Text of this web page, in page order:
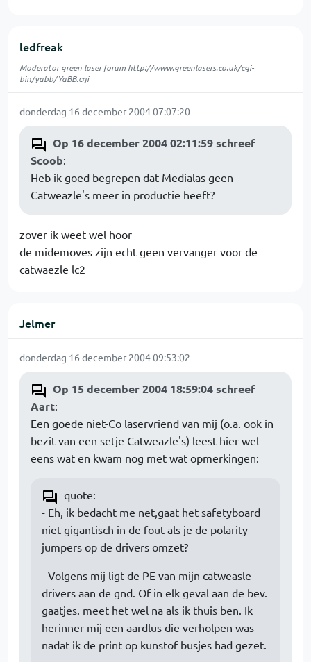
ledfreak
Moderator green laser forum http://www.greenlasers.co.uk/cgi-
bin/yabb/YaBB.cgi
donderdag 16 december 2004 07:07:20
Op 16 december 2004 02:11:59 schreef
Scoob:
Heb ik goed begrepen dat Medialas geen
Catweazle's meer in productie heeft?
zover ik weet wel hoor
de midemoves zijn echt geen vervanger voor de
catwaezle lc2
Jelmer
donderdag 16 december 2004 09:53:02
Op 15 december 2004 18:59:04 schreef
Aart:
Een goede niet-Co laservriend van mij (o.a. ook in
bezit van een setje Catweazle's) leest hier wel
eens wat en kwam nog met wat opmerkingen:
quote:
- Eh, ik bedacht me net,gaat het safetyboard
niet gigantisch in de fout als je de polarity
jumpers op de drivers omzet?
- Volgens mij ligt de PE van mijn catweasle
drivers aan de gnd. Of in elk geval aan de bev.
gaatjes. meet het wel na als ik thuis ben. Ik
herinner mij een aardlus die verholpen was
nadat ik de print op kunstof busjes had gezet.